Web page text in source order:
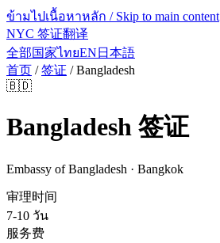
ข้ามไปเนื้อหาหลัก / Skip to main content
NYC 签证翻译
全部国家ไทยEN 日本語
首页 /签证 /Bangladesh
🇧🇩
Bangladesh 签证
Embassy of Bangladesh · Bangkok
审理时间
7-10 วัน
服务费